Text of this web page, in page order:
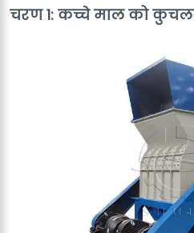
चरण 1: कच्चे माल को